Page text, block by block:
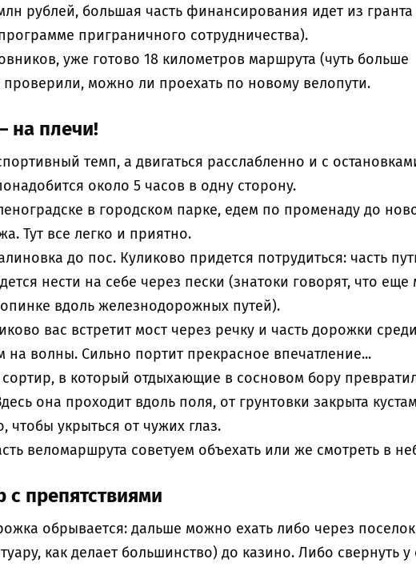
рублей, большая часть финансирования идет из гранта
приграничного сотрудничества).
уже готово 18 километров маршрута (чуть больше
можно ли проехать по новому велопути.
на плечи!
темп, а двигаться расслабленно и с
около 5 часов в одну сторону.
в городском парке, едем по променаду до
Тут все легко и приятно.
до пос. Куликово придется потрудиться: часть
нести на себе через пески (знатоки говорят, что
вдоль железнодорожных путей).
вас встретит мост через речку и часть дорожки
на волны. Сильно портит прекрасное впечатление...
в который отдыхающие в сосновом бору
она проходит вдоль поля, от грунтовки закрыта
чтобы укрыться от чужих глаз.
веломаршрута советуем объехать или же смотреть в
с препятствиями
обрывается: дальше можно ехать либо через
как делает большинство) до казино. Либо свернуть у